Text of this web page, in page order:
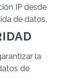
IP desde
de datos.
la
de